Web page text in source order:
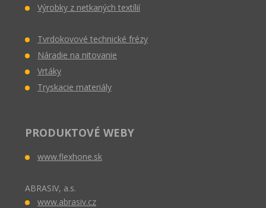
Výrobky z netkaných textílií
Tvrdokovové technické frézy
Náradie na nitovanie
Vrtáky
Tryskacie materiály
PRODUKTOVÉ WEBY
www.flexhone.sk
ABRASIV, a.s.
www.abrasiv.cz